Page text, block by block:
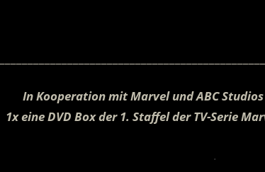
In Kooperation mitMarvel und ABC
1x eine DVD Box der 1. Staffel der TV-Serie
.